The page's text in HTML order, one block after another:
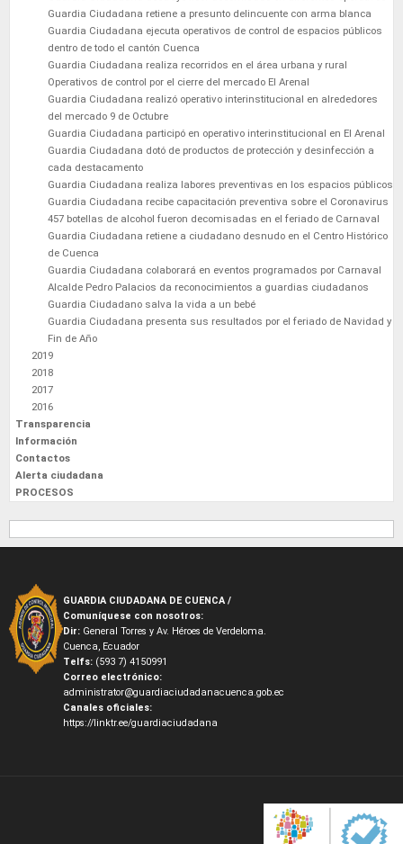
Guardia Ciudadana retiene a presunto delincuente con arma blanca
Guardia Ciudadana ejecuta operativos de control de espacios públicos
dentro de todo el cantón Cuenca
Guardia Ciudadana realiza recorridos en el área urbana y rural
Operativos de control por el cierre del mercado El Arenal
Guardia Ciudadana realizó operativo interinstitucional en alrededores
del mercado 9 de Octubre
Guardia Ciudadana participó en operativo interinstitucional en El Arenal
Guardia Ciudadana dotó de productos de protección y desinfección a
cada destacamento
Guardia Ciudadana realiza labores preventivas en los espacios públicos
Guardia Ciudadana recibe capacitación preventiva sobre el Coronavirus
457 botellas de alcohol fueron decomisadas en el feriado de Carnaval
Guardia Ciudadana retiene a ciudadano desnudo en el Centro Histórico
de Cuenca
Guardia Ciudadana colaborará en eventos programados por Carnaval
Alcalde Pedro Palacios da reconocimientos a guardias ciudadanos
Guardia Ciudadano salva la vida a un bebé
Guardia Ciudadana presenta sus resultados por el feriado de Navidad y
Fin de Año
2019
2018
2017
2016
Transparencia
Información
Contactos
Alerta ciudadana
PROCESOS
GUARDIA CIUDADANA DE CUENCA /
Comuníquese con nosotros:
Dir: General Torres y Av. Héroes de Verdeloma.
Cuenca, Ecuador
Telfs: (593 7) 4150991
Correo electrónico:
administrator@guardiaciudadanacuenca.gob.ec
Canales oficiales:
https://linktr.ee/guardiaciudadana